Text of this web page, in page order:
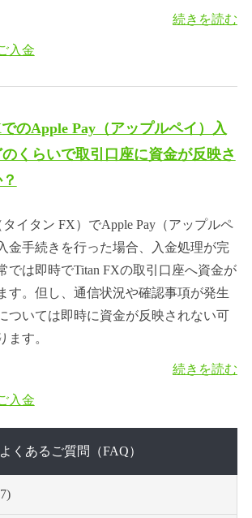
続きを読む
入金
のApple Pay（アップルペイ）入
くらいで取引口座に資金が反映さ
タイタン FX）でApple Pay（アップルペ
金手続きを行った場合、入金処理が完
では即時でTitan FXの取引口座へ資金が
す。但し、通信状況や確認事項が発生
ついては即時に資金が反映されない可
ます。
続きを読む
入金
よくあるご質問（FAQ）